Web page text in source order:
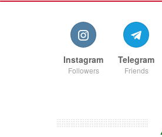
Telegram
Friends
Instagram
Followers